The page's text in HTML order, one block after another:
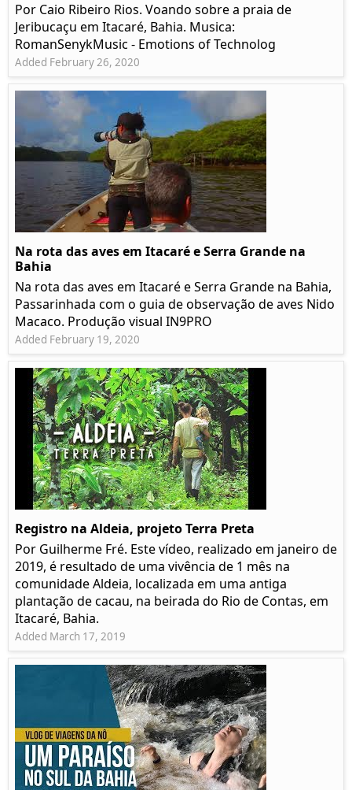
Por Caio Ribeiro Rios. Voando sobre a praia de
Jeribucaçu em Itacaré, Bahia. Musica:
RomanSenykMusic - Emotions of Technolog
Added February 26, 2020
Na rota das aves em Itacaré e Serra Grande na
Bahia
Na rota das aves em Itacaré e Serra Grande na Bahia,
Passarinhada com o guia de observação de aves Nido
Macaco. Produção visual IN9PRO
Added February 19, 2020
Registro na Aldeia, projeto Terra Preta
Por Guilherme Fré. Este vídeo, realizado em janeiro de
2019, é resultado de uma vivência de 1 mês na
comunidade Aldeia, localizada em uma antiga
plantação de cacau, na beirada do Rio de Contas, em
Itacaré, Bahia.
Added March 17, 2019